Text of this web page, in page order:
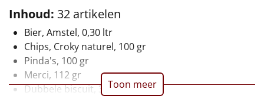
Mannen
Vrouwen
Duurzaam
Inhoud: 32 artikelen
Bier, Amstel, 0,30 ltr
Chips, Croky naturel, 100 gr
Pinda's, 100 gr
Merci, 112 gr
Dubbele biscuit, 30 grToon meer